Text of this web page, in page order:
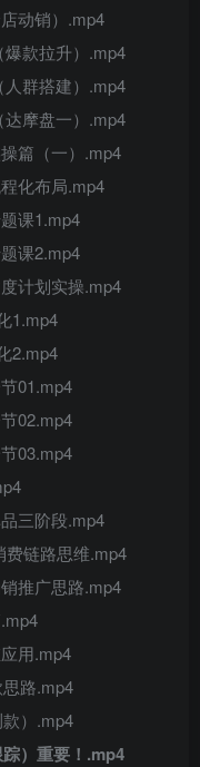
动销）.mp4
爆款拉升）.mp4
人群搭建）.mp4
达摩盘一）.mp4
篇（一）.mp4
化布局.mp4
课1.mp4
课2.mp4
计划实操.mp4
1.mp4
2.mp4
01.mp4
02.mp4
03.mp4
三阶段.mp4
费链路思维.mp4
推广思路.mp4
用.mp4
路.mp4
）.mp4
）重要！.mp4